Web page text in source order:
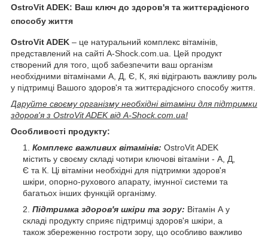
OstroVit ADEK: Ваш ключ до здоров'я та життєрадісного
способу життя
OstroVit ADEK – це натуральний комплекс вітамінів,
представлений на сайті A-Shock.com.ua. Цей продукт
створений для того, щоб забезпечити ваш організм
необхідними вітамінами А, Д, Є, К, які відіграють важливу роль
у підтримці Вашого здоров'я та життєрадісного способу життя.
Даруйте своєму організму необхідні вітаміни для підтримки
здоров'я з OstroVit ADEK від A-Shock.com.ua!
Особливості продукту:
Комплекс важливих вітамінів: OstroVit ADEK
містить у своєму складі чотири ключові вітаміни - А, Д,
Є та К. Ці вітаміни необхідні для підтримки здоров'я
шкіри, опорно-рухового апарату, імунної системи та
багатьох інших функцій організму.
Підтримка здоров'я шкіри та зору: Вітамін А у
складі продукту сприяє підтримці здоров'я шкіри, а
також збереженню гостроти зору, що особливо важливо